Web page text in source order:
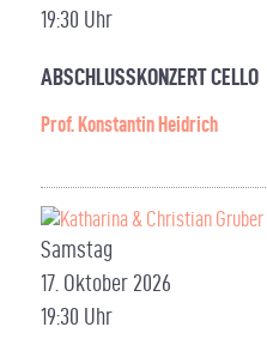
19:30 Uhr
ABSCHLUSSKONZERT CELLO
Prof. Konstantin Heidrich
Samstag
17. Oktober 2026
19:30 Uhr